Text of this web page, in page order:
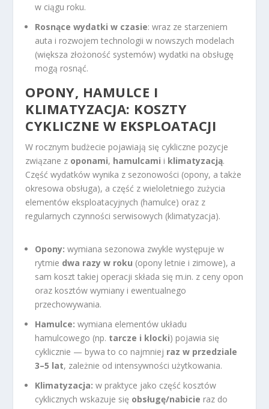
w ciągu roku.
Rosnące wydatki w czasie: wraz ze starzeniem
auta i rozwojem technologii w nowszych modelach
(większa złożoność systemów) wydatki na obsługę
mogą rosnąć.
OPONY, HAMULCE I
KLIMATYZACJA: KOSZTY
CYKLICZNE W EKSPLOATACJI
W rocznym budżecie pojawiają się cykliczne pozycje
związane z oponami, hamulcami i klimatyzacją.
Część wydatków wynika z sezonowości (opony, a także
okresowa obsługa), a część z wieloletniego zużycia
elementów eksploatacyjnych (hamulce) oraz z
regularnych czynności serwisowych (klimatyzacja).
Opony: wymiana sezonowa zwykle występuje w
rytmie dwa razy w roku (opony letnie i zimowe), a
sam koszt takiej operacji składa się m.in. z ceny opon
oraz kosztów wymiany i ewentualnego
przechowywania.
Hamulce: wymiana elementów układu
hamulcowego (np. tarcze i klocki) pojawia się
cyklicznie — bywa to co najmniej raz w przedziale
3–5 lat, zależnie od intensywności użytkowania.
Klimatyzacja: w praktyce jako część kosztów
cyklicznych wskazuje się obsługę/nabicie raz do